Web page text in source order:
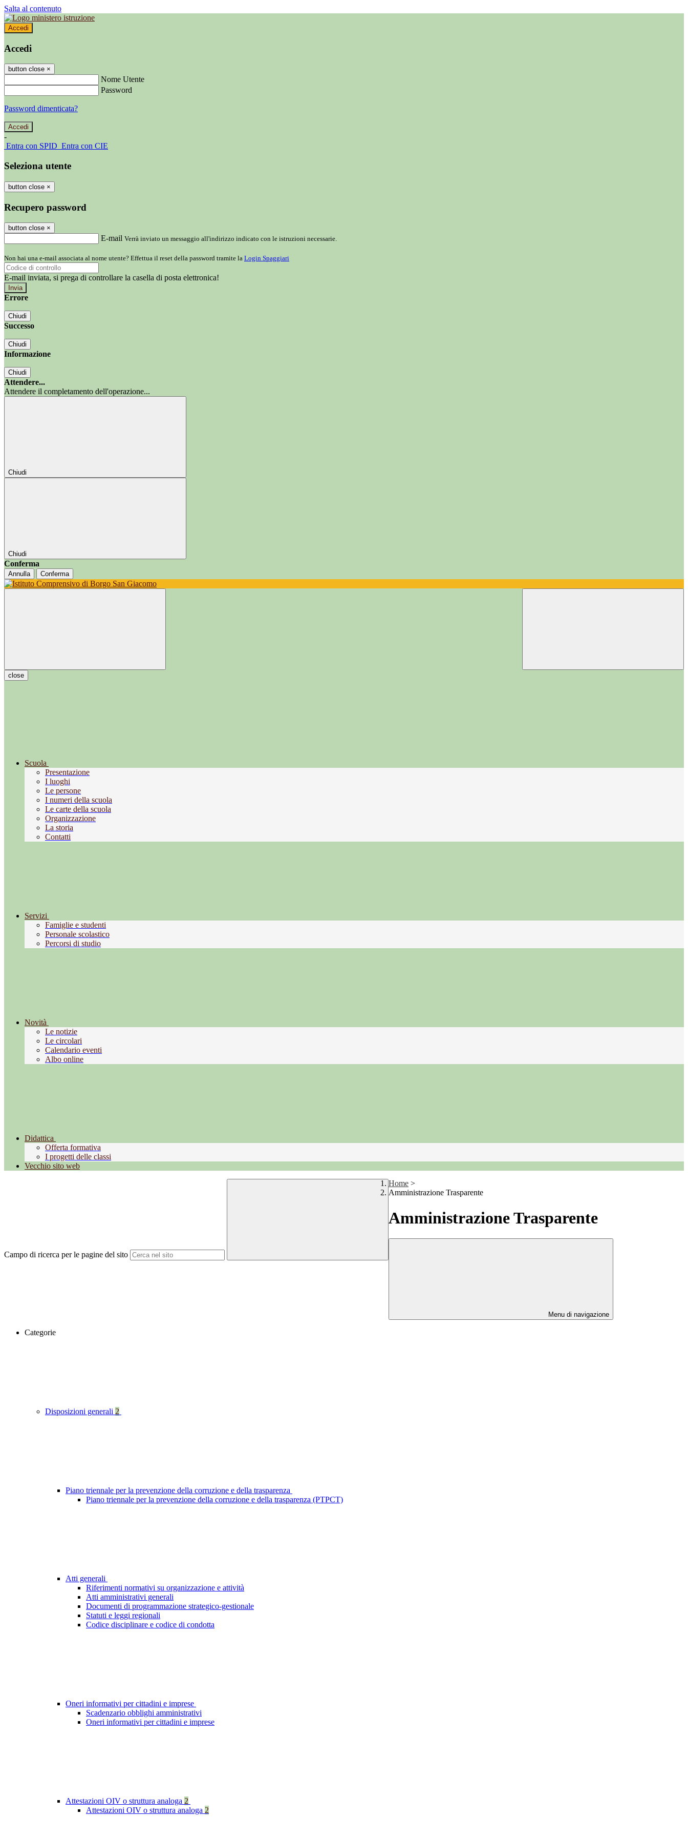
Salta al contenuto
Accedi
Accedi
button close ×
Nome Utente
Password
Password dimenticata?
-
Entra con SPID Entra con CIE
Seleziona utente
button close ×
Recupero password
button close ×
E-mail Verrà inviato un messaggio all'indirizzo indicato con le istruzioni necessarie.
Non hai una e-mail associata al nome utente? Effettua il reset della password tramite la Login Spaggiari
E-mail inviata, si prega di controllare la casella di posta elettronica!
Errore
Chiudi
Successo
Chiudi
Informazione
Chiudi
Attendere...
Attendere il completamento dell'operazione...
Chiudi
Chiudi
Conferma
Annulla Conferma
close
Scuola
Presentazione
I luoghi
Le persone
I numeri della scuola
Le carte della scuola
Organizzazione
La storia
Contatti
Servizi
Famiglie e studenti
Personale scolastico
Percorsi di studio
Novità
Le notizie
Le circolari
Calendario eventi
Albo online
Didattica
Offerta formativa
I progetti delle classi
Vecchio sito web
Campo di ricerca per le pagine del sito
Home >
Amministrazione Trasparente
Amministrazione Trasparente
Menu di navigazione
Categorie
Disposizioni generali 2
Piano triennale per la prevenzione della corruzione e della trasparenza
Piano triennale per la prevenzione della corruzione e della trasparenza (PTPCT)
Atti generali
Riferimenti normativi su organizzazione e attività
Atti amministrativi generali
Documenti di programmazione strategico-gestionale
Statuti e leggi regionali
Codice disciplinare e codice di condotta
Oneri informativi per cittadini e imprese
Scadenzario obblighi amministrativi
Oneri informativi per cittadini e imprese
Attestazioni OIV o struttura analoga 2
Attestazioni OIV o struttura analoga 2